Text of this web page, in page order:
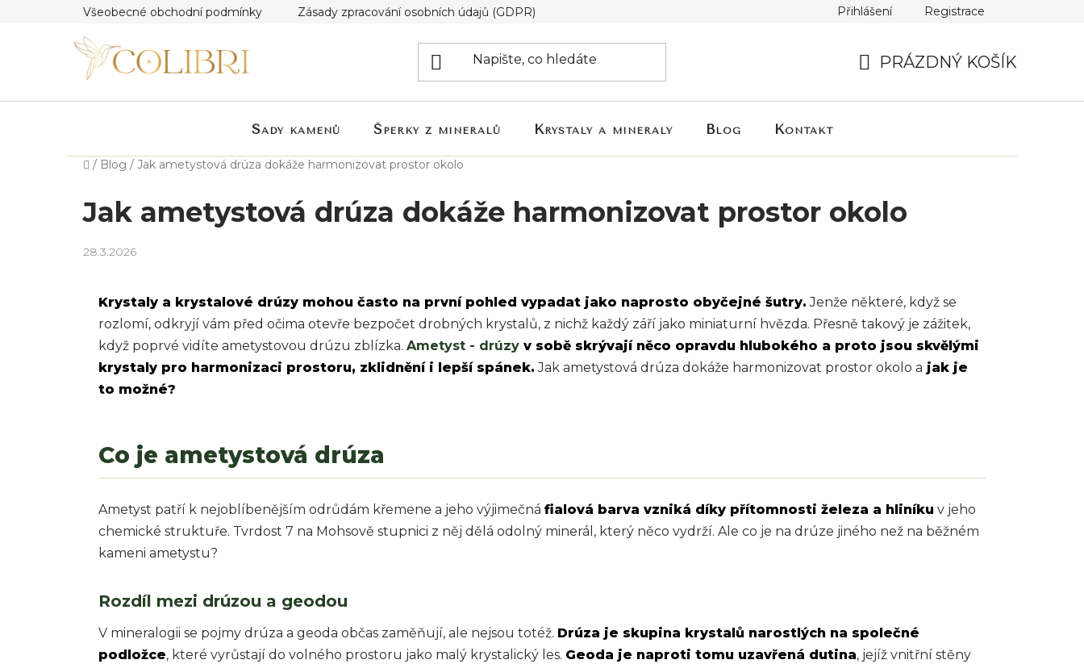
Všeobecné obchodní podmínky Zásady zpracování osobních údajů (GDPR) Přihlášení Registrace
PRÁZDNÝ KOŠÍK
Sady kamenů Šperky z minerálů Krystaly a minerály Blog Kontakt
Domů
/ Blog / Jak ametystová drúza dokáže harmonizovat prostor okolo
Jak ametystová drúza dokáže harmonizovat prostor okolo
28.3.2026
Krystaly a krystalové drúzy mohou často na první pohled vypadat jako naprosto obyčejné šutry. Jenže některé, když se
rozlomí, odkryjí vám před očima otevře bezpočet drobných krystalů, z nichž každý září jako miniaturní hvězda. Přesně takový je zážitek,
když poprvé vidíte ametystovou drúzu zblízka. Ametyst - drúzy v sobě skrývají něco opravdu hlubokého a proto jsou skvělými
krystaly pro harmonizaci prostoru, zklidnění i lepší spánek. Jak ametystová drúza dokáže harmonizovat prostor okolo a jak je
to možné?
Co je ametystová drúza
Ametyst patří k nejoblíbenějším odrůdám křemene a jeho výjimečná fialová barva vzniká díky přítomnosti železa a hliníku v jeho
chemické struktuře. Tvrdost 7 na Mohsově stupnici z něj dělá odolný minerál, který něco vydrží. Ale co je na drúze jiného než na běžném
kameni ametystu?
Rozdíl mezi drúzou a geodou
V mineralogii se pojmy drúza a geoda občas zaměňují, ale nejsou totéž. Drúza je skupina krystalů narostlých na společné
podložce, které vyrůstají do volného prostoru jako malý krystalický les. Geoda je naproti tomu uzavřená dutina, jejíž vnitřní stěny